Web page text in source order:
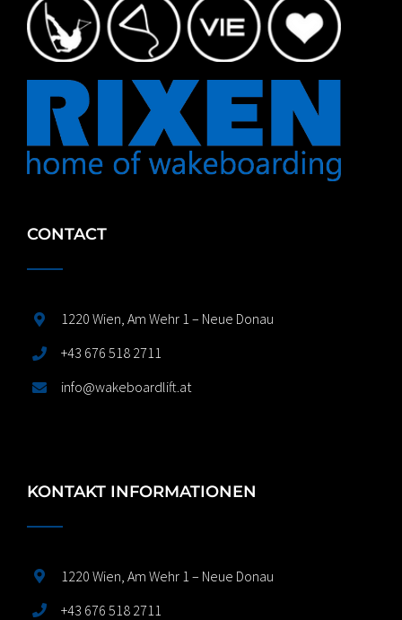
CONTACT
1220 Wien, Am Wehr 1 – Neue Donau
+43 676 518 2711
info@wakeboardlift.at
KONTAKT INFORMATIONEN
1220 Wien, Am Wehr 1 – Neue Donau
+43 676 518 2711